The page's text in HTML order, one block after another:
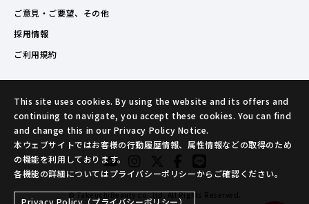
ご意見・ご要望、その他
採用情報
ご利用規約
© TakeuchiBeauty co.,ltd. All Rights Reserved.
This site uses cookies. By using the website and its offers and
continuing to navigate, you accept these cookies. You can find
and change this in our Privacy Policy Notice.
本ウェブサイトではお客様の行動履歴情報、属性情報などの取得のため
の機能を利用しております。
各機能の詳細についてはプライバシーポリシーからご確認ください。
Privacy Policy（プライバシーポリシー）